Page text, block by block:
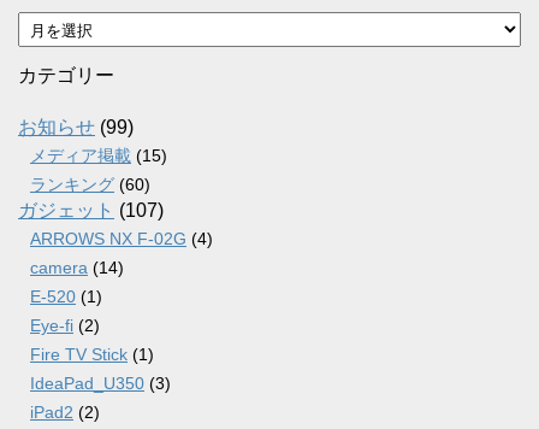
ア
ー
カ
ブ
カテゴリー
お知らせ (99)
メディア掲載 (15)
ランキング (60)
ガジェット (107)
ARROWS NX F-02G (4)
camera (14)
E-520 (1)
Eye-fi (2)
Fire TV Stick (1)
IdeaPad_U350 (3)
iPad2 (2)